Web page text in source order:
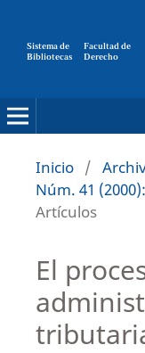
Sistema de
Bibliotecas
Facultad de
Derecho
Inicio /
Núm. 41
Artículos
El